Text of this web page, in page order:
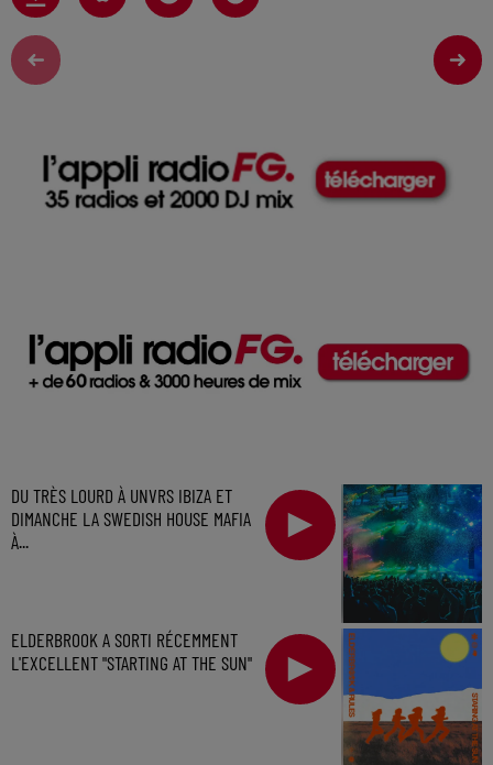
DU TRÈS LOURD À UNVRS IBIZA ET
DIMANCHE LA SWEDISH HOUSE MAFIA
À...
ELDERBROOK A SORTI RÉCEMMENT
L'EXCELLENT "STARTING AT THE SUN"